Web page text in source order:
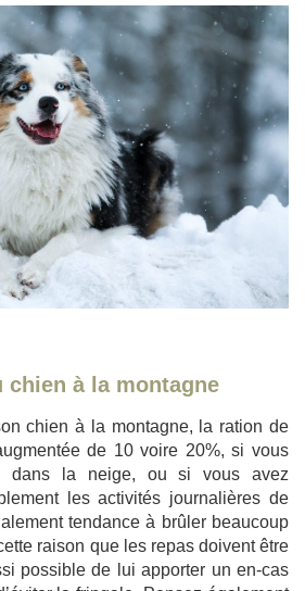
chien à la montagne
chien à la montagne, la ration de
de 10 voire 20%, si vous
dans la neige, ou si vous avez
les activités journalières de
tendance à brûler beaucoup
raison que les repas doivent être
possible de lui apporter un en-cas